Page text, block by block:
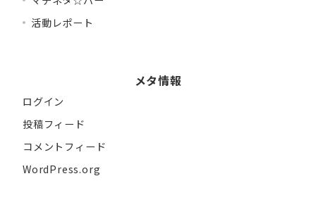
活動レポート
メタ情報
ログイン
投稿フィード
コメントフィード
WordPress.org